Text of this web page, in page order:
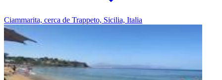
Ciammarita, cerca de Trappeto, Sicilia, Italia